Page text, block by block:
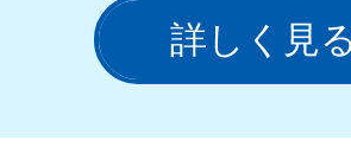
詳しく見